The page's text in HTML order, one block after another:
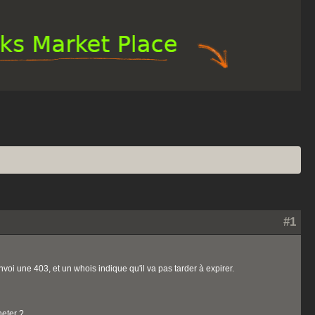
#1
une 403, et un whois indique qu'il va pas tarder à expirer.